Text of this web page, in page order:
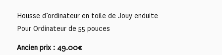
Housse d’ordinateur en toile de Jouy enduite
Pour Ordinateur de 55 pouces
Ancien prix : 49.00€